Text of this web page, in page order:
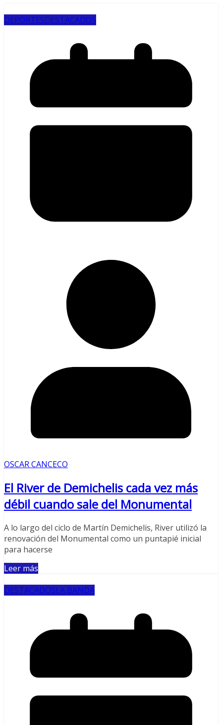
DEPORTESDESTACADOS
OSCAR CANCECO
El River de Demichelis cada vez más
débil cuando sale del Monumental
A lo largo del ciclo de Martín Demichelis, River utilizó la
renovación del Monumental como un puntapié inicial
para hacerse
Leer más
DESTACADOSLA BANDA